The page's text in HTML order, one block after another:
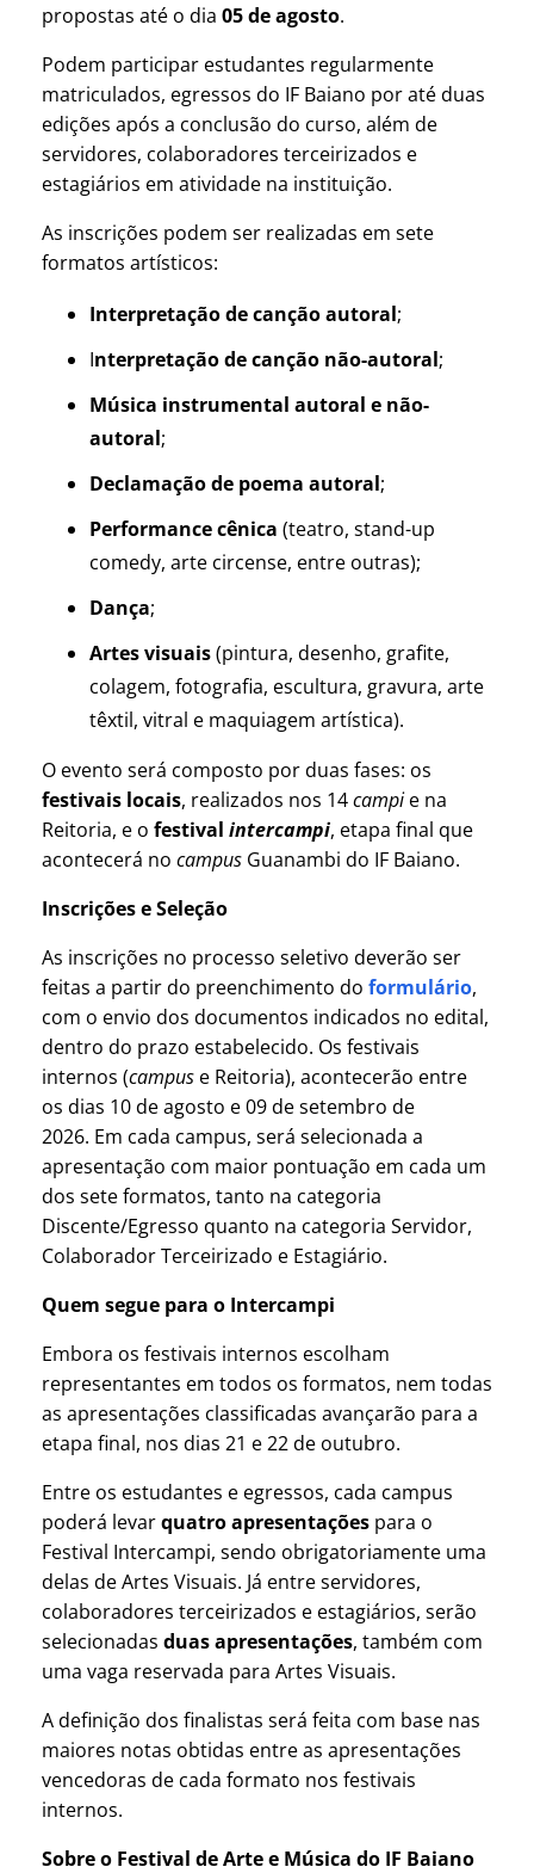
propostas até o dia 05 de agosto.
Podem participar estudantes regularmente
matriculados, egressos do IF Baiano por até duas
edições após a conclusão do curso, além de
servidores, colaboradores terceirizados e
estagiários em atividade na instituição.
As inscrições podem ser realizadas em sete
formatos artísticos:
Interpretação de canção autoral;
Interpretação de canção não-autoral;
Música instrumental autoral e não-
autoral;
Declamação de poema autoral;
Performance cênica (teatro, stand-up
comedy, arte circense, entre outras);
Dança;
Artes visuais(pintura, desenho, grafite,
colagem, fotografia, escultura, gravura, arte
têxtil, vitral e maquiagem artística).
O evento será composto por duas fases: os
festivais locais, realizados nos 14campie na
Reitoria, e o festival intercampi, etapa final que
acontecerá no campus Guanambi do IF Baiano.
Inscrições e Seleção
As inscrições no processo seletivo deverão ser
feitas a partir do preenchimento do formulário,
com o envio dos documentos indicados no edital,
dentro do prazo estabelecido. Os festivais
internos (campus e Reitoria), acontecerão entre
os dias 10 de agosto e 09 de setembro de
2026. Em cada campus, será selecionada a
apresentação com maior pontuação em cada um
dos sete formatos, tanto na categoria
Discente/Egresso quanto na categoria Servidor,
Colaborador Terceirizado e Estagiário.
Quem segue para o Intercampi
Embora os festivais internos escolham
representantes em todos os formatos, nem todas
as apresentações classificadas avançarão para a
etapa final, nos dias 21 e 22 de outubro.
Entre os estudantes e egressos, cada campus
poderá levarquatro apresentações para o
Festival Intercampi, sendo obrigatoriamente uma
delas de Artes Visuais. Já entre servidores,
colaboradores terceirizados e estagiários, serão
selecionadas duas apresentações, também com
uma vaga reservada para Artes Visuais.
A definição dos finalistas será feita com base nas
maiores notas obtidas entre as apresentações
vencedoras de cada formato nos festivais
internos.
Sobre o Festival de Arte e Música do IF Baiano